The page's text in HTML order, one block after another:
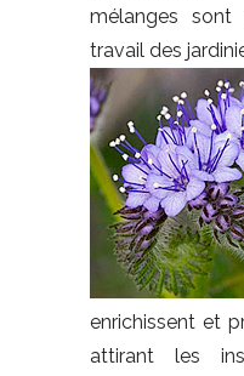
mélanges
travail des
enrichissent et
attirant les